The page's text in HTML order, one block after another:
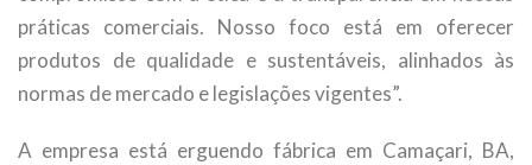
práticas comerciais. Nosso foco está em oferecer
produtos de qualidade e sustentáveis, alinhados às
normas de mercado e legislações vigentes”.
A empresa está erguendo fábrica em Camaçari, BA,